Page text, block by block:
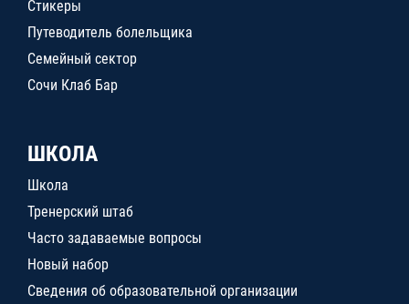
Стикеры
Путеводитель болельщика
Семейный сектор
Сочи Клаб Бар
ШКОЛА
Школа
Тренерский штаб
Часто задаваемые вопросы
Новый набор
Сведения об образовательной организации